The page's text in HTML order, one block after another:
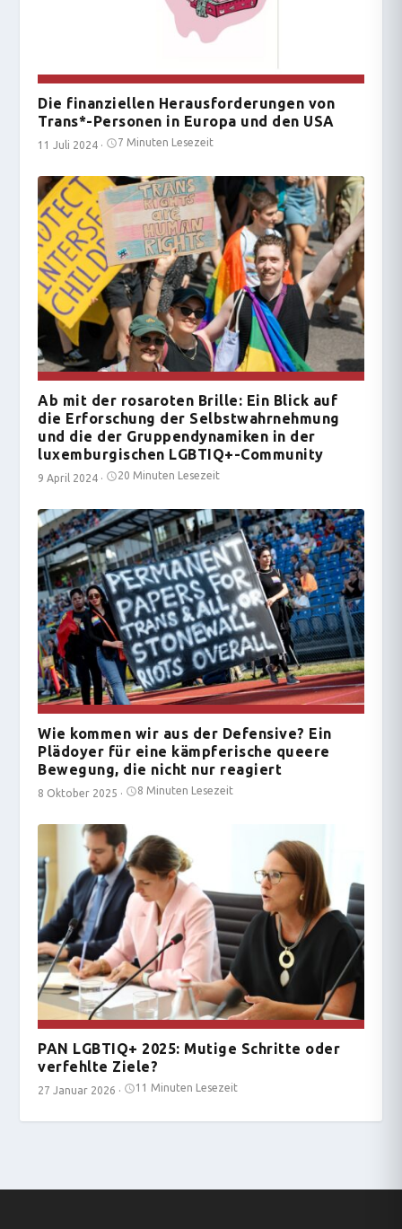
Die finanziellen Herausforderungen von
Trans*-Personen in Europa und den USA
11 Juli 2024 · 7 Minuten Lesezeit
Ab mit der rosaroten Brille: Ein Blick auf
die Erforschung der Selbstwahrnehmung
und die der Gruppendynamiken in der
luxemburgischen LGBTIQ+-Community
9 April 2024 · 20 Minuten Lesezeit
Wie kommen wir aus der Defensive? Ein
Plädoyer für eine kämpferische queere
Bewegung, die nicht nur reagiert
8 Oktober 2025 · 8 Minuten Lesezeit
PAN LGBTIQ+ 2025: Mutige Schritte oder
verfehlte Ziele?
27 Januar 2026 · 11 Minuten Lesezeit